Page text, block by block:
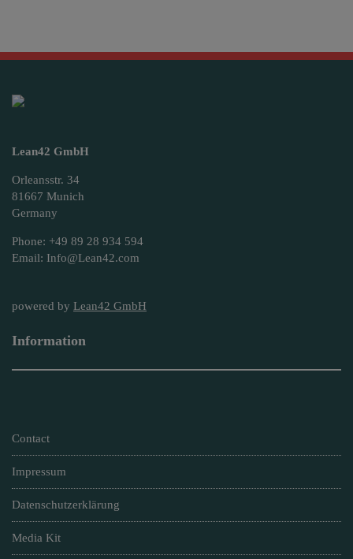
Lean42 GmbH
Orleansstr. 34
81667 Munich
Germany
Phone: +49 89 28 934 594
Email: Info@Lean42.com
powered by Lean42 GmbH
Information
Contact
Impressum
Datenschutzerklärung
Media Kit